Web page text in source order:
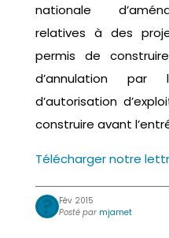
nationale
relatives à des
permis de
d’annulation
d’autorisation
construire avant
Télécharger notre
Fév 2015
Posté par mjamet